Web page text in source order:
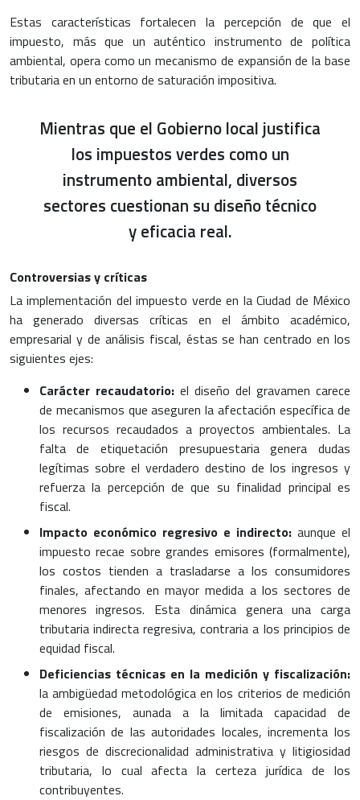
Estas características fortalecen la percepción de que el
impuesto, más que un auténtico instrumento de política
ambiental, opera como un mecanismo de expansión de la base
tributaria en un entorno de saturación impositiva.
Mientras que el Gobierno local justifica
los impuestos verdes como un
instrumento ambiental, diversos
sectores cuestionan su diseño técnico
y eficacia real.
Controversias y críticas
La implementación del impuesto verde en la Ciudad de México
ha generado diversas críticas en el ámbito académico,
empresarial y de análisis fiscal, éstas se han centrado en los
siguientes ejes:
Carácter recaudatorio: el diseño del gravamen carece
de mecanismos que aseguren la afectación específica de
los recursos recaudados a proyectos ambientales. La
falta de etiquetación presupuestaria genera dudas
legítimas sobre el verdadero destino de los ingresos y
refuerza la percepción de que su finalidad principal es
fiscal.
Impacto económico regresivo e indirecto: aunque el
impuesto recae sobre grandes emisores (formalmente),
los costos tienden a trasladarse a los consumidores
finales, afectando en mayor medida a los sectores de
menores ingresos. Esta dinámica genera una carga
tributaria indirecta regresiva, contraria a los principios de
equidad fiscal.
Deficiencias técnicas en la medición y fiscalización:
la ambigüedad metodológica en los criterios de medición
de emisiones, aunada a la limitada capacidad de
fiscalización de las autoridades locales, incrementa los
riesgos de discrecionalidad administrativa y litigiosidad
tributaria, lo cual afecta la certeza jurídica de los
contribuyentes.